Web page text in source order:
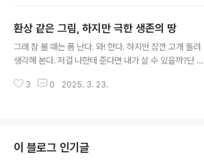
그 무엇이 아니다. 특히 한반도 같은 저주받은 땅임에랴?(2
022. 2. 28)*** related articles ***아니나 다를까
올봄이라고 예외는 없어 온 산하 곳곳이 지금 이 순간에도
말인가?봄가뭄 가을태풍, 저주받은 한반도의 표상 봄가뭄
환상 같은 그림, 하지만 극한 생존의 땅
그래 참 볼 때는 폼 난다. 와! 한다. 하지만 잠깐 고개 돌려
생각해 본다. 저걸 나한테 준다면 내가 살 수 있을까?단 하
파이도 없을 테니, 넷플릭스 쿠팡플레이는 닫고 살아야 한
이다. 도대체 물은 어디서 구했을까?땅을 파고 내려가는 수
밖에 없다. 우물을 파야 한다. 언제까지? 물 나올 때까지 파
3 0 2025. 3. 23.
이 블로그 인기글